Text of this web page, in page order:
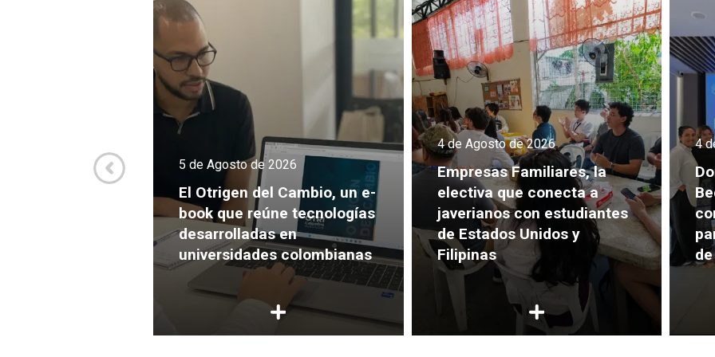
culmina el
5 de Agosto de 2026
El Otrigen del Cambio, un e-
book que reúne tecnologías
desarrolladas en
universidades colombianas
4 de Agosto de 2026
Empresas Familiares, la
electiva que conecta a
javerianos con estudiantes
de Estados Unidos y
Filipinas
4